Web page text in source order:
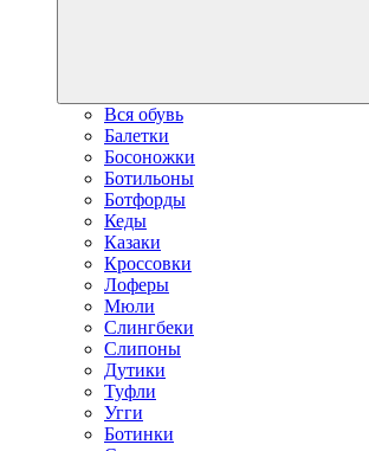
Вся обувь
Балетки
Босоножки
Ботильоны
Ботфорды
Кеды
Казаки
Кроссовки
Лоферы
Мюли
Слингбеки
Слипоны
Дутики
Туфли
Угги
Ботинки